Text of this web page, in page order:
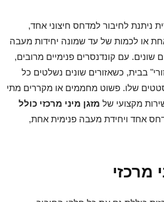
ניתנת לחיבור למדחס חיצוני אחד,
או לכמות של עד שמונה יחידות מעבה
שונים. עם קונדנסרים פנימיים מרובים,
בבית, כשאזורים שונים נשלטים כל
שלו. פשוט מחממים או מקררים מתי
מקצועי של מזגן מיני מרכזי כולל
אחד ויחידת מעבה פנימית אחת,
מרכזי